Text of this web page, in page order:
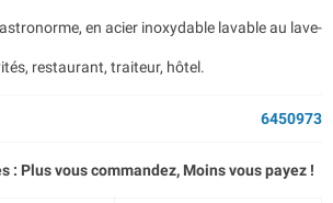
en acier inoxydable lavable au lave-
restaurant, traiteur, hôtel.
6450973
: Plus vous commandez, Moins vous payez !